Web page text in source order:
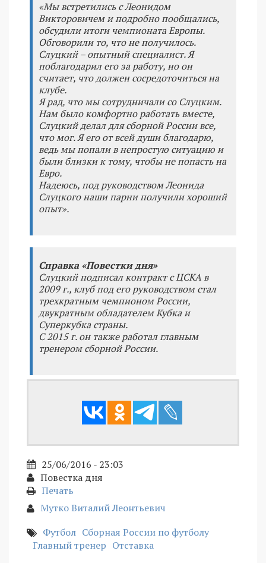
«Мы встретились с Леонидом
Викторовичем и подробно пообщались,
обсудили итоги чемпионата Европы.
Обговорили то, что не получилось.
Слуцкий – опытный специалист. Я
поблагодарил его за работу, но он
считает, что должен сосредоточиться на
клубе.
Я рад, что мы сотрудничали со Слуцким.
Нам было комфортно работать вместе,
Слуцкий делал для сборной России все,
что мог. Я его от всей души благодарю,
ведь мы попали в непростую ситуацию и
были близки к тому, чтобы не попасть на
Евро.
Надеюсь, под руководством Леонида
Слуцкого наши парни получили хороший
опыт».
Справка «Повестки дня»
Слуцкий подписал контракт с ЦСКА в
2009 г., клуб под его руководством стал
трехкратным чемпионом России,
двукратным обладателем Кубка и
Суперкубка страны.
С 2015 г. он также работал главным
тренером сборной России.
25/06/2016 - 23:03
Повестка дня
Печать
Мутко Виталий Леонтьевич
Футбол Сборная России по футболу
Главный тренер Отставка